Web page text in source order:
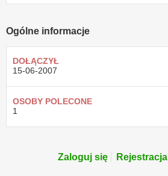
Ogólne informacje
DOŁĄCZYŁ
15-06-2007
OSOBY POLECONE
1
Zaloguj się Rejestracja